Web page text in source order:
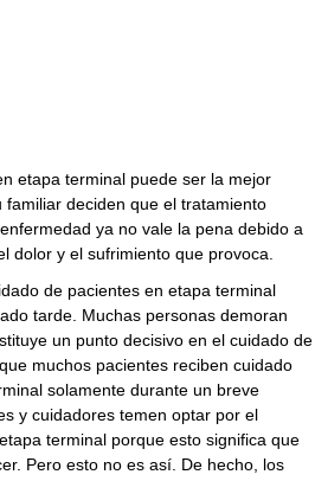
etapa terminal puede ser la mejor
deciden que el tratamiento
ya no vale la pena debido a
dolor y el sufrimiento que provoca.
de pacientes en etapa terminal
tarde. Muchas personas demoran
un punto decisivo en el cuidado de
muchos pacientes reciben cuidado
solamente durante un breve
y cuidadores temen optar por el
terminal porque esto significa que
Pero esto no es así. De hecho, los